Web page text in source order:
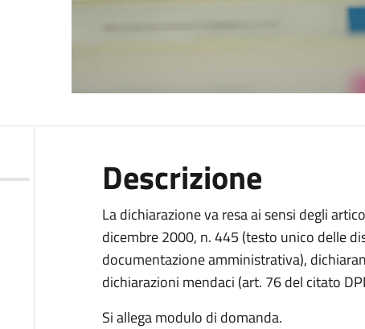
Descrizione
La dichiarazione va resa ai sensi degli
dicembre 2000, n. 445 (testo unico delle
documentazione amministrativa),
dichiarazioni mendaci (art. 76 del citato
Si allega modulo di domanda.